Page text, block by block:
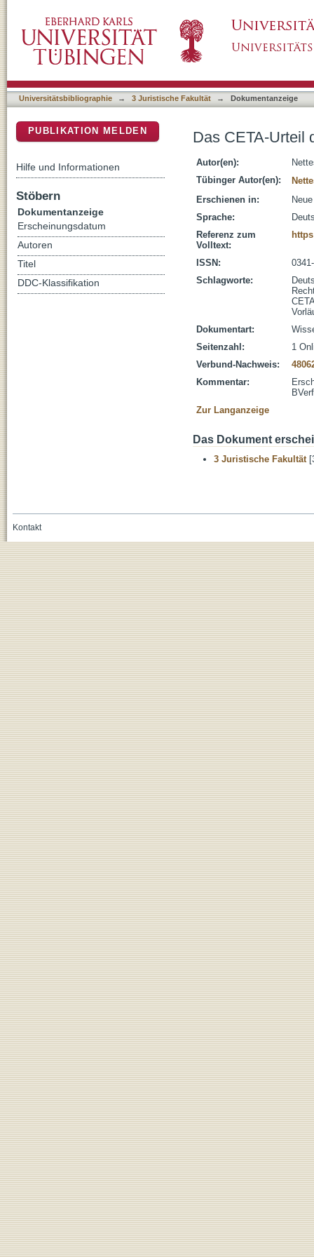
Universitätsbibliographie → 3 Juristische Fakultät → Dokumentanzeige
Das CETA-Urteil
Autor(en):
Tübinger Autor(en):
Erschienen in:
Sprache:
Referenz zum
Volltext:
ISSN:
Schlagworte:
Dokumentart:
Seitenzahl:
1
Verbund-Nachweis:
Kommentar:
Zur Langanzeige
Das Dokument
3 Juristische Fakultät
PUBLIKATION MELDEN
Hilfe und Informationen
Stöbern
Dokumentanzeige
Erscheinungsdatum
Autoren
Titel
DDC-Klassifikation
Kontakt